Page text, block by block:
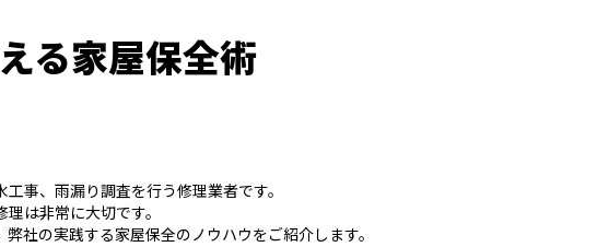
る家屋保全術
事、雨漏り調査を行う修理業者です。
は非常に大切です。
社の実践する家屋保全のノウハウをご紹介します。